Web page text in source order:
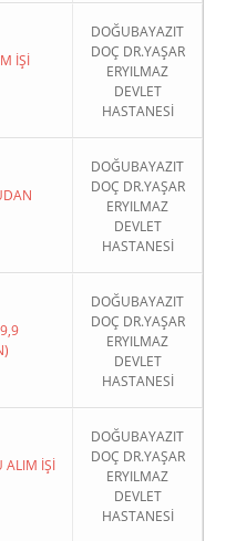
İŞİ
DOĞUBAYAZIT
DOÇ DR.YAŞAR
ERYILMAZ
DEVLET
HASTANESİ
DOĞUBAYAZIT
DOÇ DR.YAŞAR
ERYILMAZ
DEVLET
HASTANESİ
DOĞUBAYAZIT
DOÇ DR.YAŞAR
ERYILMAZ
DEVLET
HASTANESİ
ALIM İŞİ
DOĞUBAYAZIT
DOÇ DR.YAŞAR
ERYILMAZ
DEVLET
HASTANESİ